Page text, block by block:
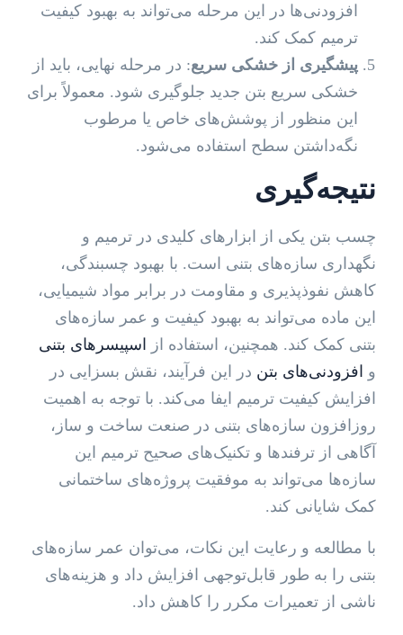
افزودنی‌ها در این مرحله می‌تواند به بهبود کیفیت
ترمیم کمک کند.
پیشگیری از خشکی سریع: در مرحله نهایی، باید از
خشکی سریع بتن جدید جلوگیری شود. معمولاً برای
این منظور از پوشش‌های خاص یا مرطوب
نگه‌داشتن سطح استفاده می‌شود.
نتیجه‌گیری
چسب بتن یکی از ابزارهای کلیدی در ترمیم و
نگهداری سازه‌های بتنی است. با بهبود چسبندگی،
کاهش نفوذپذیری و مقاومت در برابر مواد شیمیایی،
این ماده می‌تواند به بهبود کیفیت و عمر سازه‌های
بتنی کمک کند. همچنین، استفاده از
اسپیسرهای بتنی
و افزودنی‌های بتن در این فرآیند، نقش بسزایی در
افزایش کیفیت ترمیم ایفا می‌کند. با توجه به اهمیت
روزافزون سازه‌های بتنی در صنعت ساخت و ساز،
آگاهی از ترفندها و تکنیک‌های صحیح ترمیم این
سازه‌ها می‌تواند به موفقیت پروژه‌های ساختمانی
کمک شایانی کند.
با مطالعه و رعایت این نکات، می‌توان عمر سازه‌های
بتنی را به طور قابل‌توجهی افزایش داد و هزینه‌های
ناشی از تعمیرات مکرر را کاهش داد.